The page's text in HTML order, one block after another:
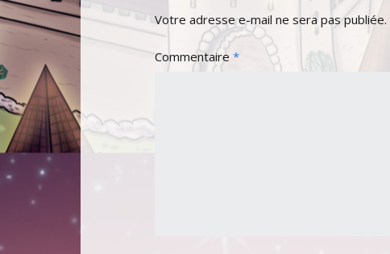
Votre adresse e-mail ne sera pas publiée.
Commentaire *